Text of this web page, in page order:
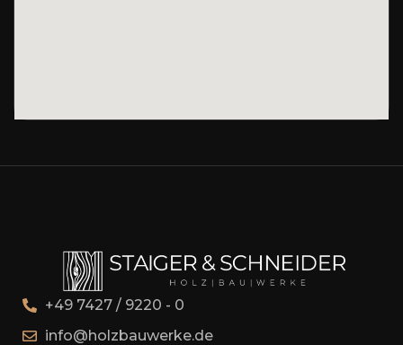
+49 7427 / 9220 - 0
info@holzbauwerke.de